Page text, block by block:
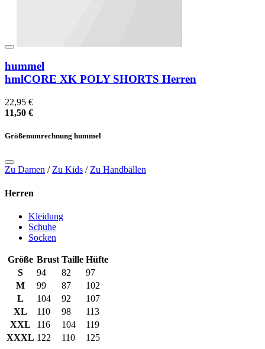
hummel
hmlCORE XK POLY SHORTS Herren
22,95 €
11,50 €
Größenumrechnung hummel
Zu Damen / Zu Kids / Zu Handbällen
Herren
Kleidung
Schuhe
Socken
Größe Brust Taille Hüfte
S
94 82
97
M
99 87
102
L
104 92
107
XL
110 98
113
XXL
116 104
119
XXXL 122 110 125